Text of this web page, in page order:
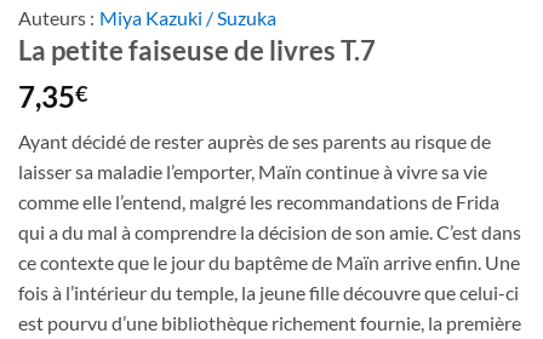
Auteurs : Miya Kazuki / Suzuka
La petite faiseuse de livres T.7
7,35€
Ayant décidé de rester auprès de ses parents au risque de
laisser sa maladie l’emporter, Maïn continue à vivre sa vie
comme elle l’entend, malgré les recommandations de Frida
qui a du mal à comprendre la décision de son amie. C’est dans
ce contexte que le jour du baptême de Maïn arrive enfin. Une
fois à l’intérieur du temple, la jeune fille découvre que celui-ci
est pourvu d’une bibliothèque richement fournie, la première